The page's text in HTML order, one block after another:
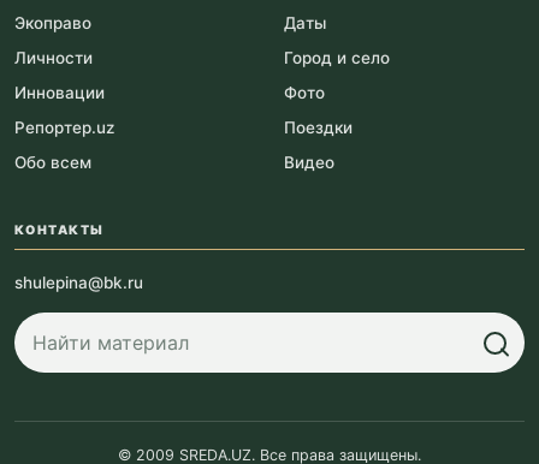
Экоправо
Даты
Личности
Город и село
Инновации
Фото
Репортер.uz
Поездки
Обо всем
Видео
КОНТАКТЫ
shulepina@bk.ru
© 2009 SREDA.UZ. Все права защищены.